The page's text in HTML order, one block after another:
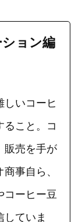
ョン編
しいコーヒ
ること。コ
販売を手が
事自ら、
コーヒー豆
していま